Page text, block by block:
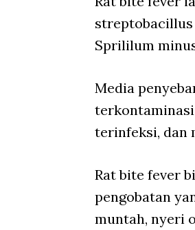
Sprililum
Media
terinfeksi, dan
Rat bite fever
pengobatan
muntah, nyeri